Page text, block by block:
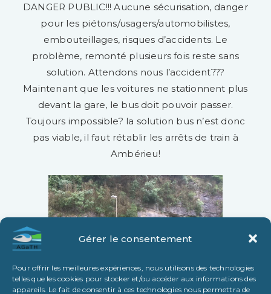
Gérer le consentement
Pour offrir les meilleures expériences, nous utilisons des technologies
telles que les cookies pour stocker et/ou accéder aux informations des
appareils. Le fait de consentir à ces technologies nous permettra de
DANGER PUBLIC!!! Aucune sécurisation, danger
pour les piétons/usagers/automobilistes,
embouteillages, risques d’accidents. Le
problème, remonté plusieurs fois reste sans
solution. Attendons nous l’accident???
Maintenant que les voitures ne stationnent plus
devant la gare, le bus doit pouvoir passer.
Toujours impossible? la solution bus n’est donc
pas viable, il faut rétablir les arrêts de train à
Ambérieu!